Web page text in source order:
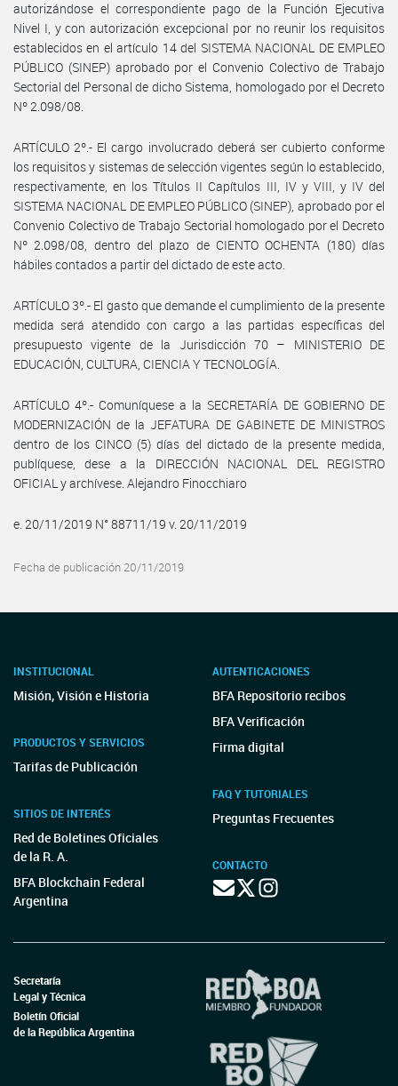
autorizándose el correspondiente pago de la Función Ejecutiva
Nivel I, y con autorización excepcional por no reunir los requisitos
establecidos en el artículo 14 del SISTEMA NACIONAL DE EMPLEO
PÚBLICO (SINEP) aprobado por el Convenio Colectivo de Trabajo
Sectorial del Personal de dicho Sistema, homologado por el Decreto
Nº 2.098/08.
ARTÍCULO 2º.- El cargo involucrado deberá ser cubierto conforme
los requisitos y sistemas de selección vigentes según lo establecido,
respectivamente, en los Títulos II Capítulos III, IV y VIII, y IV del
SISTEMA NACIONAL DE EMPLEO PÚBLICO (SINEP), aprobado por el
Convenio Colectivo de Trabajo Sectorial homologado por el Decreto
Nº 2.098/08, dentro del plazo de CIENTO OCHENTA (180) días
hábiles contados a partir del dictado de este acto.
ARTÍCULO 3º.- El gasto que demande el cumplimiento de la presente
medida será atendido con cargo a las partidas específicas del
presupuesto vigente de la Jurisdicción 70 – MINISTERIO DE
EDUCACIÓN, CULTURA, CIENCIA Y TECNOLOGÍA.
ARTÍCULO 4º.- Comuníquese a la SECRETARÍA DE GOBIERNO DE
MODERNIZACIÓN de la JEFATURA DE GABINETE DE MINISTROS
dentro de los CINCO (5) días del dictado de la presente medida,
publíquese, dese a la DIRECCIÓN NACIONAL DEL REGISTRO
OFICIAL y archívese. Alejandro Finocchiaro
e. 20/11/2019 N° 88711/19 v. 20/11/2019
Fecha de publicación 20/11/2019
INSTITUCIONAL
Misión, Visión e Historia
PRODUCTOS Y SERVICIOS
Tarifas de Publicación
SITIOS DE INTERÉS
Red de Boletines Oficiales
de la R. A.
BFA Blockchain Federal
Argentina
AUTENTICACIONES
BFA Repositorio recibos
BFA Verificación
Firma digital
FAQ Y TUTORIALES
Preguntas Frecuentes
CONTACTO
Secretaría
Legal y Técnica
Boletín Oficial
de la República Argentina